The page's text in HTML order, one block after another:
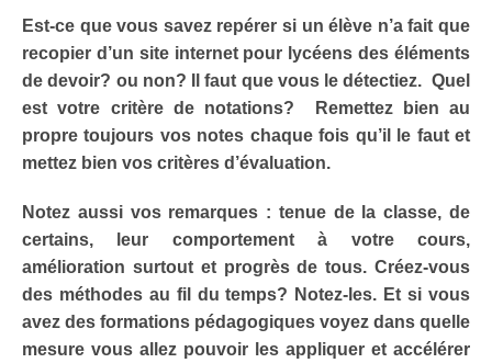
Est-ce que vous savez repérer si un élève n’a fait que
recopier d’un site internet pour lycéens des éléments
de devoir? ou non? Il faut que vous le détectiez. Quel
est votre critère de notations? Remettez bien au
propre toujours vos notes chaque fois qu’il le faut et
mettez bien vos critères d’évaluation.
Notez aussi vos remarques : tenue de la classe, de
certains, leur comportement à votre cours,
amélioration surtout et progrès de tous. Créez-vous
des méthodes au fil du temps? Notez-les. Et si vous
avez des formations pédagogiques voyez dans quelle
mesure vous allez pouvoir les appliquer et accélérer